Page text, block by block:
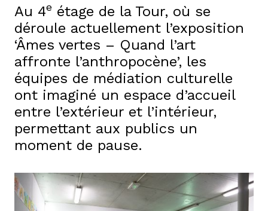
Au 4e étage de la Tour, où se
déroule actuellement l’exposition
‘Âmes vertes – Quand l’art
affronte l’anthropocène’, les
équipes de médiation culturelle
ont imaginé un espace d’accueil
entre l’extérieur et l’intérieur,
permettant aux publics un
moment de pause.